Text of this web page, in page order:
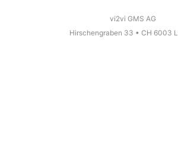
vi2vi GMS AG
Hirschengraben 33 • CH 6003